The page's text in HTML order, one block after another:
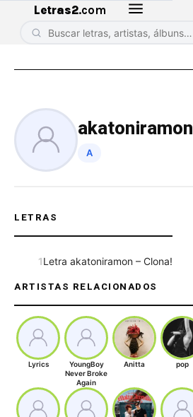
Letras2.com
akatoniramon
A
LETRAS
1Letra akatoniramon – Clona!
ARTISTAS RELACIONADOS
Lyrics
YoungBoy
Never Broke
Again
Anitta pop